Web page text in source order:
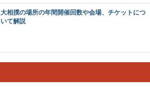
大相撲の場所の年間開催回数や会場、チケットにつ
いて解説